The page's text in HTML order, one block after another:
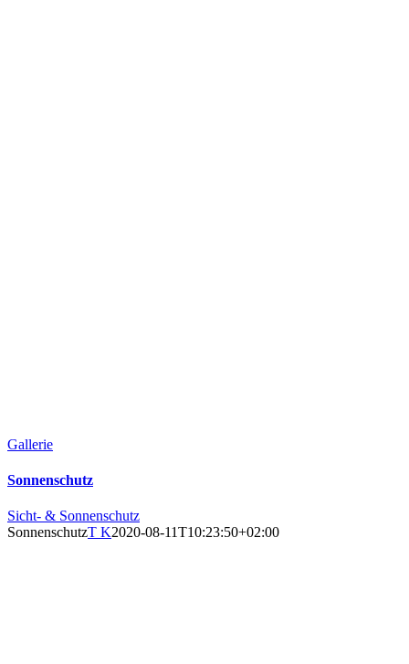
Gallerie
Sonnenschutz
Sicht- & Sonnenschutz
SonnenschutzT K2020-08-11T10:23:50+02:00